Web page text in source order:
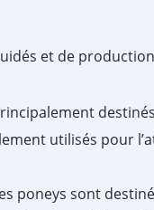
et de
utilisés pour
poneys sont